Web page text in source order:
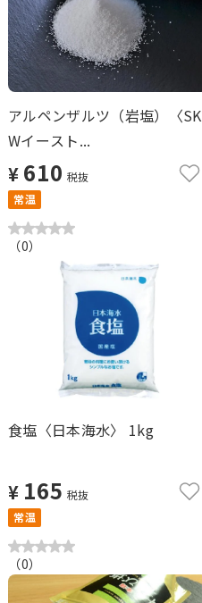
アルペンザルツ（岩塩）〈SK
Wイースト...
¥ 610 税抜
常温
（0）
食塩〈日本海水〉 1kg
¥ 165 税抜
常温
（0）